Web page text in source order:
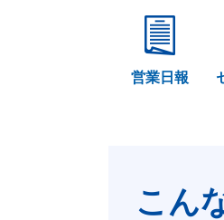
営業日報
こん